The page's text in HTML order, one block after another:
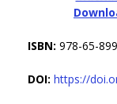
ISBN: 978-65-
DOI: https://